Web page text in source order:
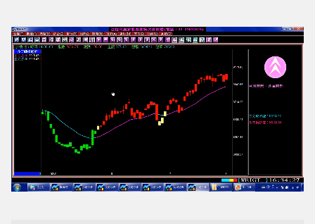
Loaded:
100.00%
Playback Rate
Unmute